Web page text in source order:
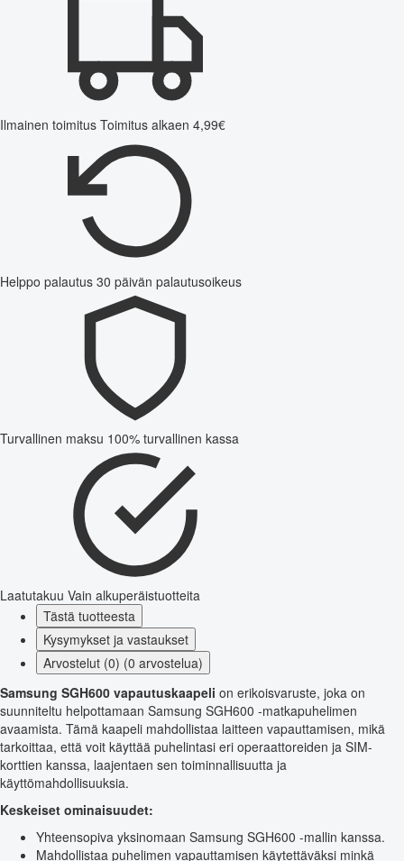
Ilmainen toimitus Toimitus alkaen 4,99€
Helppo palautus 30 päivän palautusoikeus
Turvallinen maksu 100% turvallinen kassa
Laatutakuu Vain alkuperäistuotteita
Tästä tuotteesta
Kysymykset ja vastaukset
Arvostelut (0) (0 arvostelua)
Samsung SGH600 vapautuskaapeli on erikoisvaruste, joka on
suunniteltu helpottamaan Samsung SGH600 -matkapuhelimen
avaamista. Tämä kaapeli mahdollistaa laitteen vapauttamisen, mikä
tarkoittaa, että voit käyttää puhelintasi eri operaattoreiden ja SIM-
korttien kanssa, laajentaen sen toiminnallisuutta ja
käyttömahdollisuuksia.
Keskeiset ominaisuudet:
Yhteensopiva yksinomaan Samsung SGH600 -mallin kanssa.
Mahdollistaa puhelimen vapauttamisen käytettäväksi minkä